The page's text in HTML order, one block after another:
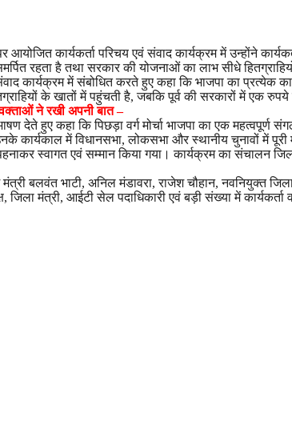
आयोजित कार्यकर्ता परिचय एवं संवाद कार्यक्रम में उन्होंने
रहता है तथा सरकार की योजनाओं का लाभ सीधे
संवाद कार्यक्रम में संबोधित करते हुए कहा कि भाजपा का
के खातों में पहुंचती है, जबकि पूर्व की सरकारों में
ने रखी अपनी बात –
देते हुए कहा कि पिछड़ा वर्ग मोर्चा भाजपा का एक
उनके कार्यकाल में विधानसभा, लोकसभा और स्थानीय चुनावों में
स्वागत एवं सम्मान किया गया। कार्यक्रम का संचालन
बलवंत भाटी, अनिल मंडावरा, राजेश चौहान, नवनियुक्त
जिला मंत्री, आईटी सेल पदाधिकारी एवं बड़ी संख्या में